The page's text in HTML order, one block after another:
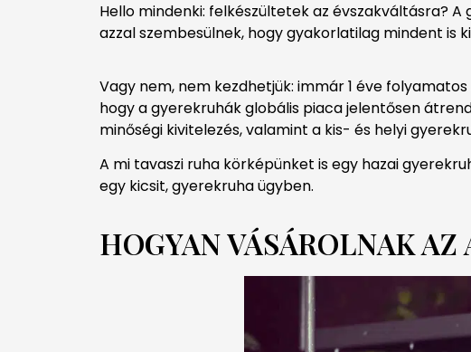
Hello mindenki: felkészültetek az évszakváltásra?
azzal szembesülnek, hogy gyakorlatilag mindent is
Vagy nem, nem kezdhetjük: immár 1 éve
hogy a gyerekruhák globális piaca jelentősen
minőségi kivitelezés, valamint a kis- és helyi
A mi tavaszi ruha körképünket is egy hazai
egy kicsit, gyerekruha ügyben.
HOGYAN VÁSÁROLNAK